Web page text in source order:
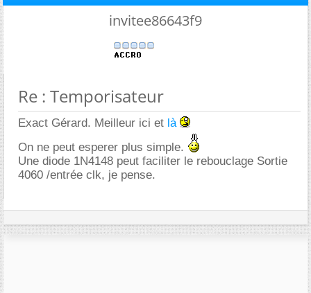
invitee86643f9
Re : Temporisateur
Exact Gérard. Meilleur ici et là
On ne peut esperer plus simple.
Une diode 1N4148 peut faciliter le rebouclage Sortie
4060 /entrée clk, je pense.